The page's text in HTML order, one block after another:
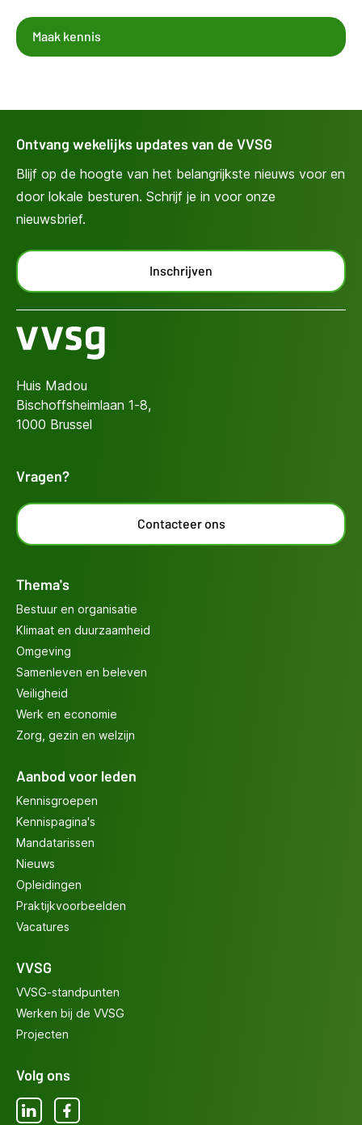
Maak kennis
Ontvang wekelijks updates van de VVSG
Blijf op de hoogte van het belangrijkste nieuws voor en
door lokale besturen. Schrijf je in voor onze
nieuwsbrief.
Inschrijven
Huis Madou
Bischoffsheimlaan 1-8,
1000 Brussel
Vragen?
Contacteer ons
Thema's
Bestuur en organisatie
Klimaat en duurzaamheid
Omgeving
Samenleven en beleven
Veiligheid
Werk en economie
Zorg, gezin en welzijn
Aanbod voor leden
Kennisgroepen
Kennispagina's
Mandatarissen
Nieuws
Opleidingen
Praktijkvoorbeelden
Vacatures
VVSG
VVSG-standpunten
Werken bij de VVSG
Projecten
Volg ons
LinkedInFacebook